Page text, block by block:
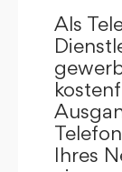
Als
Ihres